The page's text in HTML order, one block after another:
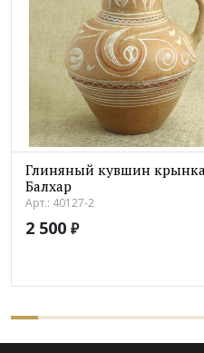
Глиняный кувшин крынка
Балхар
Арт.: 40127-2
2 500 ₽